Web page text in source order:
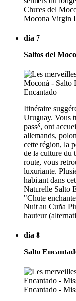
Chutes del
Mocona Virgin
dia 7
Saltos del
Itinéraire
Uruguay. Vous
passé, ont
allemands,
cette région, la
de la culture du
route, vous
luxuriante.
habitant dans
Naturelle Salto
"Chute
Nuit au Cuña
hauteur
dia 8
Salto